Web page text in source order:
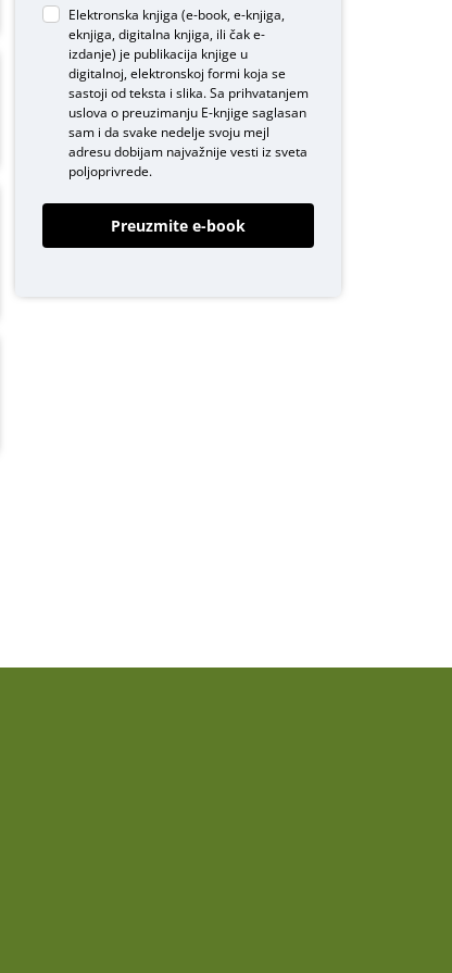
Elektronska knjiga (e-book, e-knjiga,
eknjiga, digitalna knjiga, ili čak e-
izdanje) je publikacija knjige u
digitalnoj, elektronskoj formi koja se
sastoji od teksta i slika. Sa prihvatanjem
uslova o preuzimanju E-knjigesaglasan
sam i da svake nedelje svoju mejl
adresu dobijam najvažnije vesti iz sveta
poljoprivrede.
Preuzmite e-book